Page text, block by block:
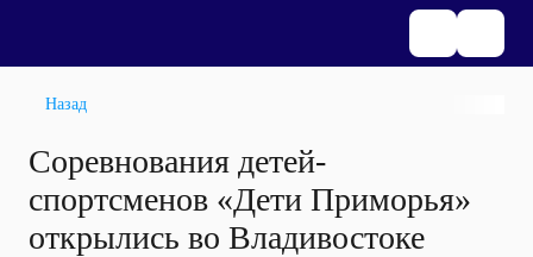
Назад
Соревнования детей-
спортсменов «Дети Приморья»
открылись во Владивостоке